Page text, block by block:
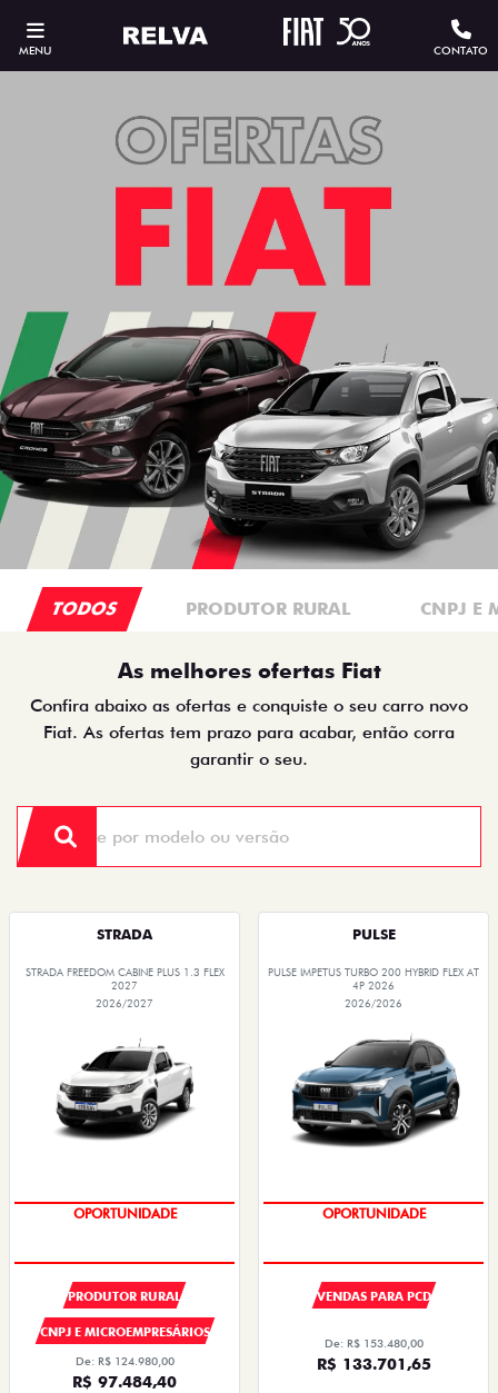
MENU CONTATO
TODOS PRODUTOR RURAL CNPJ E
As melhores ofertas Fiat
Confira abaixo as ofertas e conquiste o seu carro novo
Fiat. As ofertas tem prazo para acabar, então corra
garantir o seu.
STRADA
STRADA FREEDOM CABINE PLUS 1.3 FLEX
2027
2026/2027
SUPER DESCONTO
PRODUTOR RURAL
CNPJ E MICROEMPRESÁRIOS
De: R$ 124.980,00
R$ 97.484,40
PULSE
PULSE IMPETUS TURBO 200 HYBRID FLEX AT
4P 2026
2026/2026
SUPER DESCONTO
VENDAS PARA PCD
De: R$ 153.480,00
R$ 133.701,65